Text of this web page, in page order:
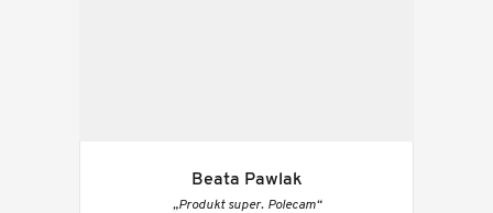
Beata Pawlak
„Produkt super. Polecam“